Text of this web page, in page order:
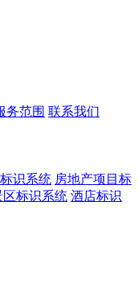
务范围 联系我们
识系统 房地产项目标
区标识系统 酒店标识